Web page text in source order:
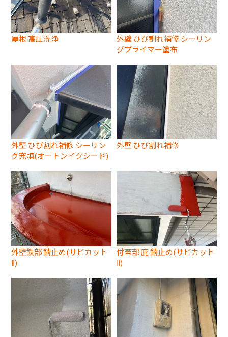
屋根 高圧洗浄
外壁 ひび割れ補修 シーリン
グプライマー塗布
外壁 ひび割れ補修 シーリン
グ充填(オートンイクシード)
外壁 ひび割れ補修
外壁鉄部 錆止め(サビカット
Ⅱ)
付帯部 庇 錆止め(サビカット
Ⅱ)